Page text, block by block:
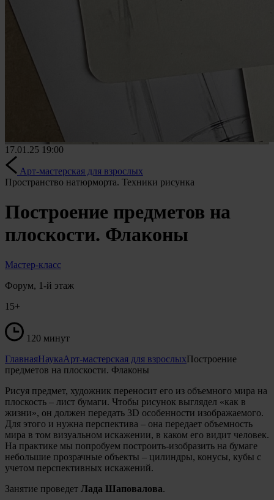
17.01.25 19:00
Арт-мастерская для взрослых
Пространство натюрморта. Техники рисунка
Построение предметов на
плоскости. Флаконы
Мастер-класс
Форум, 1-й этаж
15+
120 минут
ГлавнаяНаукаАрт-мастерская для взрослыхПостроение
предметов на плоскости. Флаконы
Рисуя предмет, художник переносит его из объемного мира на
плоскость – лист бумаги. Чтобы рисунок выглядел «как в
жизни», он должен передать 3D особенности изображаемого.
Для этого и нужна перспектива – она передает объемность
мира в том визуальном искажении, в каком его видит человек.
На практике мы попробуем построить-изобразить на бумаге
небольшие прозрачные объекты – цилиндры, конусы, кубы с
учетом перспективных искажений.
Занятие проведет Лада Шаповалова.